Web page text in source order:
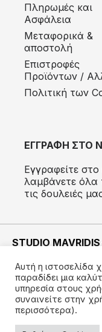
Πληρωμές και
Ασφάλεια
Μεταφορικά &
αποστολή
Eπιστροφές
Προϊόντων /
Πολιτική των
ΕΓΓΡΑΦΗ ΣΤΟ
Εγγραφείτε
λαμβάνετε όλα
τις δουλειές
STUDIO
ΚΑΤΑΣΚΕΥΗ —
Αυτή η ιστοσελίδα
παραδίδει μια
υπηρεσία στους
συναινείτε στην
περισσότερα).